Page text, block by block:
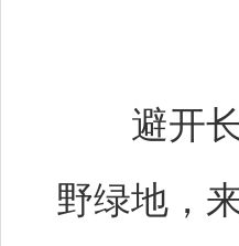
避开长
野绿地，